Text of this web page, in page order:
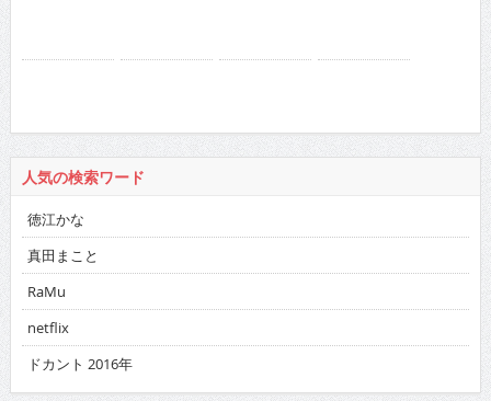
人気の検索ワード
徳江かな
真田まこと
RaMu
netflix
ドカント 2016年